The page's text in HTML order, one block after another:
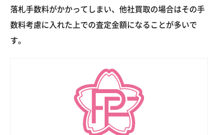
落札手数料がかかってしまい、他社買取の場合はその手
数料考慮に入れた上での査定金額になることが多いで
す。